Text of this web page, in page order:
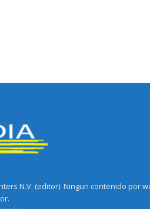
N.V. (editor). Ningun contenido por